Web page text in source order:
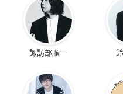
諏訪部順一